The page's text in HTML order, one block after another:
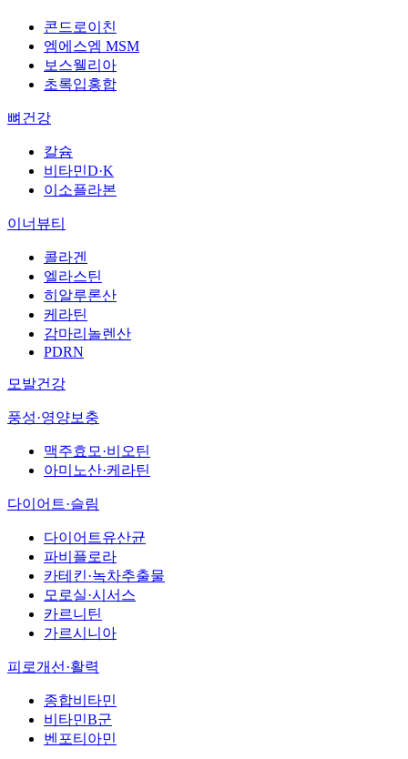
콘드로이친
엠에스엠 MSM
보스웰리아
초록입홍합
뼈건강
칼슘
비타민D·K
이소플라본
이너뷰티
콜라겐
엘라스틴
히알루론산
케라틴
감마리놀렌산
PDRN
모발건강
풍성·영양보충
맥주효모·비오틴
아미노산·케라틴
다이어트·슬림
다이어트유산균
파비플로라
카테킨·녹차추출물
모로실·시서스
카르니틴
가르시니아
피로개선·활력
종합비타민
비타민B군
벤포티아민